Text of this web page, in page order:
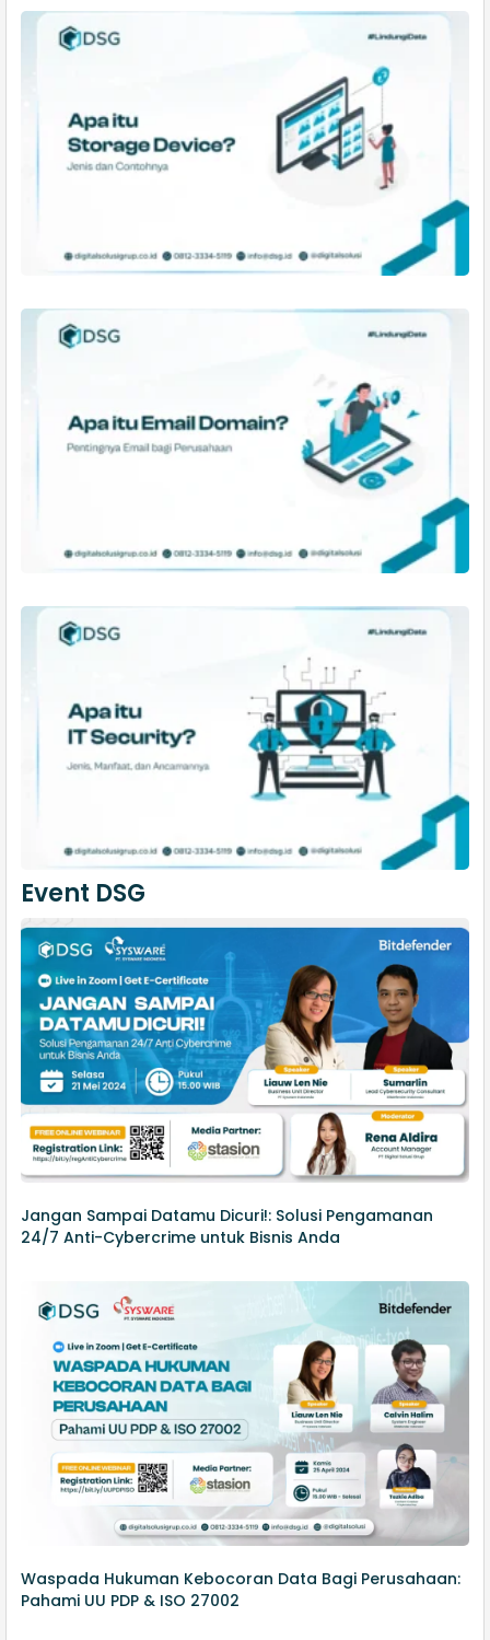
Event DSG
Jangan Sampai Datamu Dicuri!: Solusi Pengamanan
24/7 Anti-Cybercrime untuk Bisnis Anda
Waspada Hukuman Kebocoran Data Bagi Perusahaan:
Pahami UU PDP & ISO 27002